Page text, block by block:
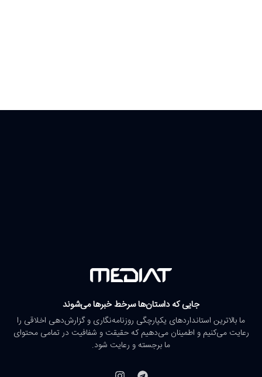
جایی که داستان‌ها سرخط خبرها می‌شوند
ما بالاترین استانداردهای یکپارچگی روزنامه‌نگاری و گزارش‌دهی اخلاقی را
رعایت می‌کنیم و اطمینان می‌دهیم که حقیقت و شفافیت در تمامی محتوای
ما برجسته و رعایت شود.